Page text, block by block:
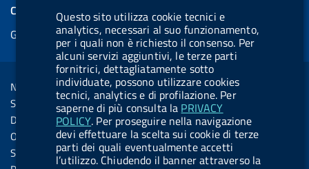
Questo sito utilizza cookie tecnici e
analytics, necessari al suo funzionamento,
per i quali non è richiesto il consenso. Per
alcuni servizi aggiuntivi, le terze parti
fornitrici, dettagliatamente sotto
individuate, possono utilizzare cookies
tecnici, analytics e di profilazione. Per
saperne di più consulta la PRIVACY
POLICY. Per proseguire nella navigazione
devi effettuare la scelta sui cookie di terze
parti dei quali eventualmente accetti
l’utilizzo. Chiudendo il banner attraverso la
l
.
b
u
t
t
o
n
s
k
y
u
b
e
l
.
b
u
t
t
o
n
COOKIES
Gestione cookie
Sezione Link Utili
Note legali
Social Media Policy
Dichiarazione di accessibilità
Obiettivi di accessibilità
Statistiche sito